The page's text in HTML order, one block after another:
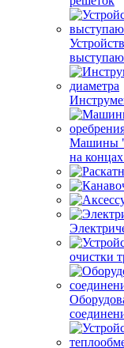
Машины
на
очистки